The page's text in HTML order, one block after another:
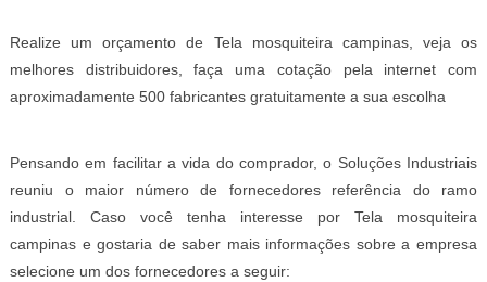
Realize um orçamento de Tela mosquiteira campinas, veja os
melhores distribuidores, faça uma cotação pela internet com
aproximadamente 500 fabricantes gratuitamente a sua escolha
Pensando em facilitar a vida do comprador, o Soluções Industriais
reuniu o maior número de fornecedores referência do ramo
industrial. Caso você tenha interesse por Tela mosquiteira
campinas e gostaria de saber mais informações sobre a empresa
selecione um dos fornecedores a seguir: